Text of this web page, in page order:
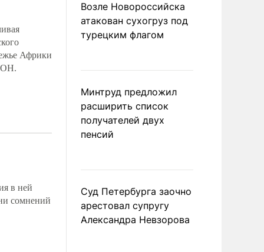
Африки
в ней
сомнений
Возле Новороссийска
атакован сухогруз под
турецким флагом
Минтруд предложил
расширить список
получателей двух
пенсий
Суд Петербурга заочно
арестовал супругу
Александра Невзорова